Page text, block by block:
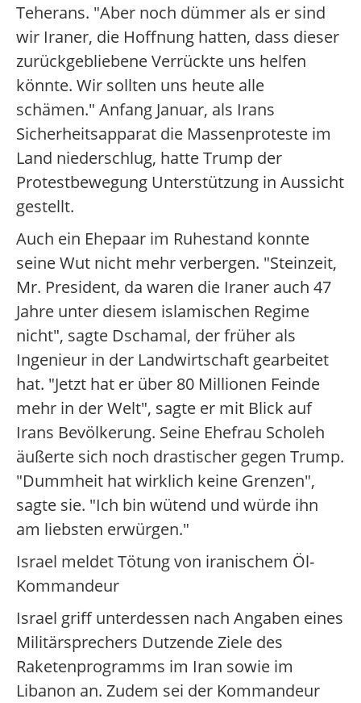
Teherans. "Aber noch dümmer als er sind
wir Iraner, die Hoffnung hatten, dass dieser
zurückgebliebene Verrückte uns helfen
könnte. Wir sollten uns heute alle
schämen." Anfang Januar, als Irans
Sicherheitsapparat die Massenproteste im
Land niederschlug, hatte Trump der
Protestbewegung Unterstützung in Aussicht
gestellt.
Auch ein Ehepaar im Ruhestand konnte
seine Wut nicht mehr verbergen. "Steinzeit,
Mr. President, da waren die Iraner auch 47
Jahre unter diesem islamischen Regime
nicht", sagte Dschamal, der früher als
Ingenieur in der Landwirtschaft gearbeitet
hat. "Jetzt hat er über 80 Millionen Feinde
mehr in der Welt", sagte er mit Blick auf
Irans Bevölkerung. Seine Ehefrau Scholeh
äußerte sich noch drastischer gegen Trump.
"Dummheit hat wirklich keine Grenzen",
sagte sie. "Ich bin wütend und würde ihn
am liebsten erwürgen."
Israel meldet Tötung von iranischem Öl-
Kommandeur
Israel griff unterdessen nach Angaben eines
Militärsprechers Dutzende Ziele des
Raketenprogramms im Iran sowie im
Libanon an. Zudem sei der Kommandeur